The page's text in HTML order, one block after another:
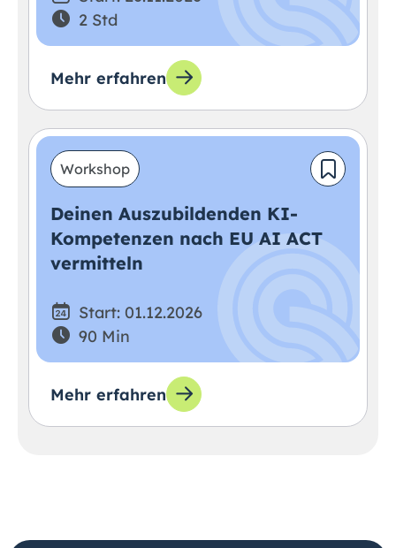
2 Std
Mehr erfahren
Workshop
Deinen Auszubildenden KI-
Kompetenzen nach EU AI ACT
vermitteln
Start: 01.12.2026
90 Min
Mehr erfahren